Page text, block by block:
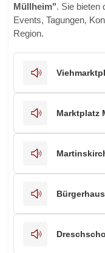
Müllheim". Sie bieten
Events, Tagungen,
Region.
Marktplatz